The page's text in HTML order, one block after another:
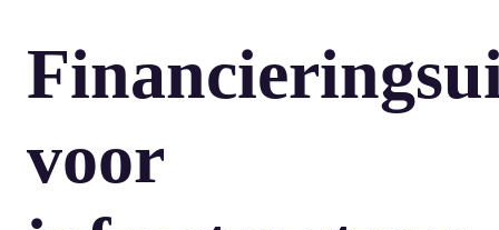
voor